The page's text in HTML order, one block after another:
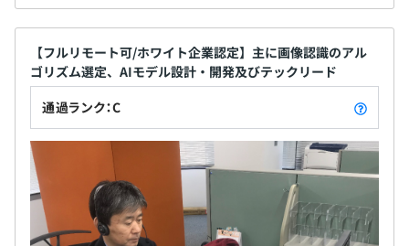
【フルリモート可/ホワイト企業認定】主に画像認識のアル
ゴリズム選定、AIモデル設計・開発及びテックリード
通過ランク：C